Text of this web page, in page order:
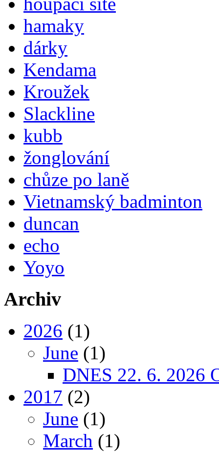
hamaky
dárky
Kendama
Kroužek
Slackline
kubb
žonglování
chůze po laně
Vietnamský badminton
duncan
echo
Yoyo
Archiv
2026 (1)
June (1)
DNES 22. 6. 2026
2017 (2)
June (1)
March (1)